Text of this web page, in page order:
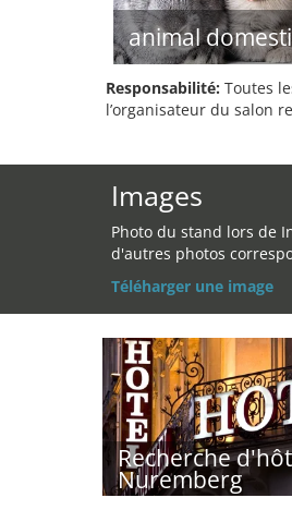
animal
Responsabilité: Toutes
l’organisateur du salon
Images
Photo du stand lors de
d'autres photos
Téléharger une image
Recherche
Nuremberg